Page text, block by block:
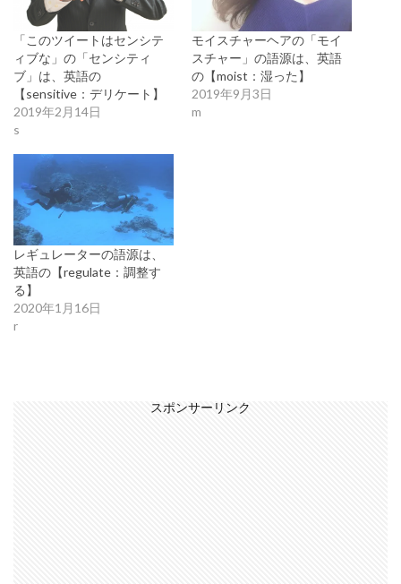
「このツイートはセンシテ
ィブな」の「センシティ
ブ」は、英語の
【sensitive：デリケート】
2019年2月14日
s
モイスチャーヘアの「モイ
スチャー」の語源は、英語
の【moist：湿った】
2019年9月3日
m
レギュレーターの語源は、
英語の【regulate：調整す
る】
2020年1月16日
r
スポンサーリンク